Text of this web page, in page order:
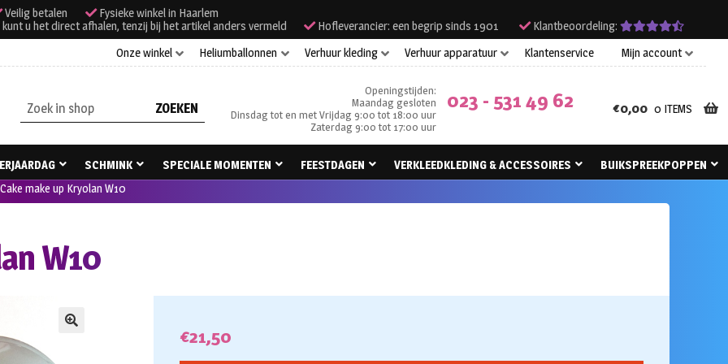
Veilig betalen
Fysieke winkel in Haarlem
u het direct afhalen, tenzij bij het artikel anders vermeld
Hofleverancier: een begrip sinds 1901
Klantbeoordeling:
Onze winkel
Heliumballonnen Verhuur kleding Verhuur apparatuur Klantenservice Mijn account
Zoeken
naar:
Openingstijden:
Maandag gesloten
Dinsdag tot en met Vrijdag 9:00 tot 18:00 uur
Zaterdag 9:00 tot 17:00 uur
023 - 531 49 62 €0,00 0 ITEMS
SCHMINK SPECIALE MOMENTEN FEESTDAGEN VERKLEEDKLEDING & ACCESSOIRES
BUIKSPREEKPOPPEN
Cake make up Kryolan W10
W10
€21,50